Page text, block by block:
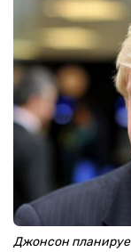
Джонсон